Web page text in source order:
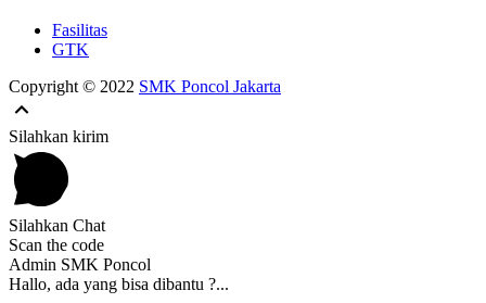
Fasilitas
GTK
Copyright © 2022 SMK Poncol Jakarta
Silahkan kirim
Silahkan Chat
Scan the code
Admin SMK Poncol
Hallo, ada yang bisa dibantu ?...